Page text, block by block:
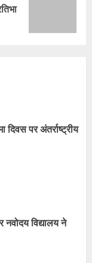
दिवस पर अंतर्राष्ट्रीय
विद्यालय ने